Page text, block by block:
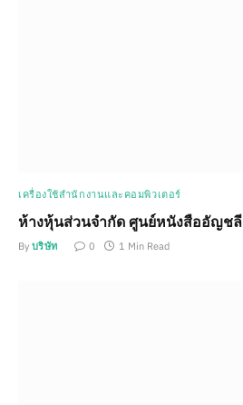
เครื่องใช้สำนักงานและคอมพิวเตอร์
ห้างหุ้นส่วนจำกัด ศูนย์หนังสืออัญชลี
By บริษัท 0 1 Min Read